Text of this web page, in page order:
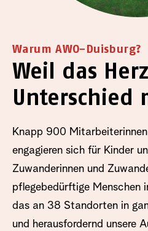
Warum AWO-Duisburg?
Weil das
Unterschied
Knapp 900
engagieren sich für Kinder
Zuwanderinnen und
pflegebedürftige Menschen
das an 38 Standorten in
und herausfordernd unsere